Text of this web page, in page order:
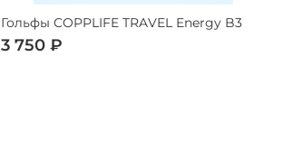
Гольфы COPPLIFE TRAVEL Energy B3
3 750 ₽